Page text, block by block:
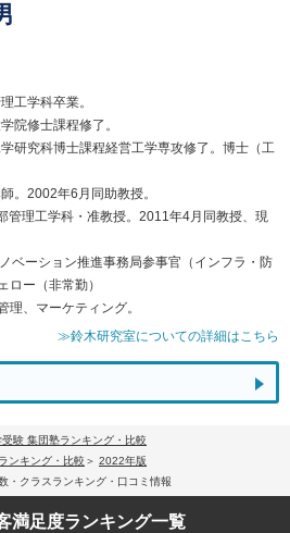
工学科卒業。
院修士課程修了。
研究科博士課程経営工学専攻修了。博士（工
。2002年6月同助教授。
管理工学科・准教授。2011年4月同教授、現
ベーション推進事務局参事官（インフラ・防
ロー（非常勤）
理、マーケティング。
≫鈴木研究室についての詳細はこちら
受験 集団塾ランキング・比較
ンキング・比較
2022年版
・クラスランキング・口コミ情報
満足度ランキング一覧